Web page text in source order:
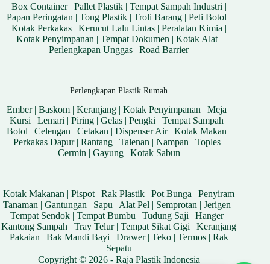
Box Container| Pallet Plastik| Tempat Sampah Industri |
Papan Peringatan |Tong Plastik |Troli Barang |Peti Botol |
Kotak Perkakas| Kerucut Lalu Lintas| Peralatan Kimia |
Kotak Penyimpanan | Tempat Dokumen | Kotak Alat|
Perlengkapan Unggas |Road Barrier
Perlengkapan Plastik Rumah
Ember|Baskom |Keranjang |Kotak Penyimpanan |Meja |
Kursi |Lemari |Piring |Gelas |Pengki |Tempat Sampah |
Botol |Celengan |Cetakan |Dispenser Air|Kotak Makan |
Perkakas Dapur| Rantang| Talenan | Nampan | Toples|
Cermin | Gayung| Kotak Sabun
Kotak Makanan |Pispot |Rak Plastik |Pot Bunga |Penyiram
Tanaman | Gantungan | Sapu | Alat Pel | Semprotan | Jerigen |
Tempat Sendok| Tempat Bumbu | Tudung Saji | Hanger|
Kantong Sampah |Tray Telur|Tempat Sikat Gigi |Keranjang
Pakaian | Bak Mandi Bayi | Drawer| Teko| Termos| Rak
Sepatu
Copyright © 2026 - Raja Plastik Indonesia